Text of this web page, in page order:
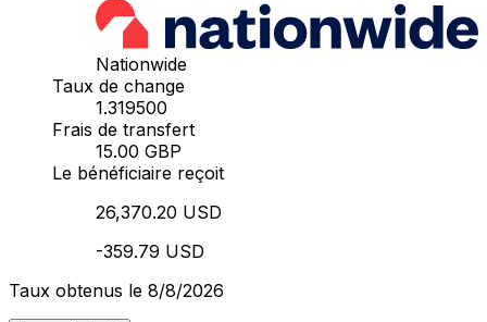
Nationwide
Taux de change
1.319500
Frais de transfert
15.00 GBP
Le bénéficiaire reçoit
26,370.20 USD
-359.79 USD
Taux obtenus le 8/8/2026